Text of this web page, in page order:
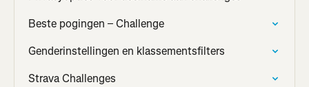
Beste pogingen – Challenge
Genderinstellingen en klassementsfilters
Strava Challenges